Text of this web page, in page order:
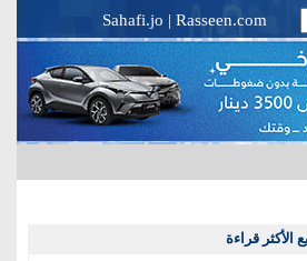
Sahafi.jo | Rasseen.com
الأكثر قراءة